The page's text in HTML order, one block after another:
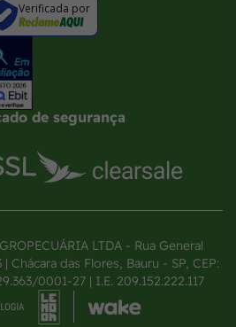
Verificada por
de segurança
LTDA - Rua General
Chácara das Flores, Bauru - SP, CEP:
0001-27 | I.E. 209.152.222.117